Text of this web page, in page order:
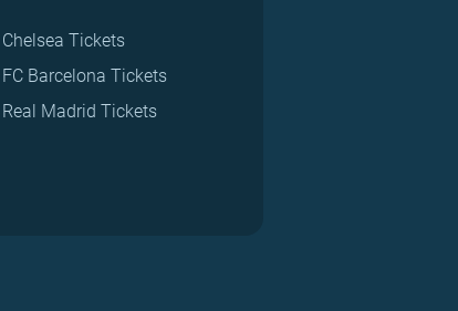
Chelsea Tickets
FC Barcelona Tickets
Real Madrid Tickets